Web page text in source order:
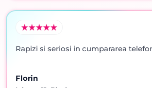
Rapizi si seriosi in cumpararea
Florin